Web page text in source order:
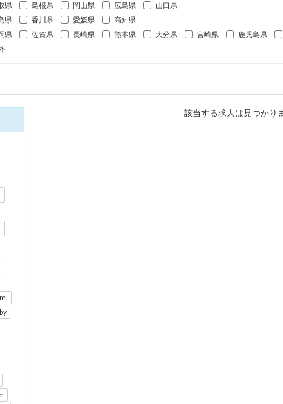
県 島根県 岡山県 広島県
山口県
県 香川県 愛媛県
高知県
県 佐賀県 長崎県 熊本県 大分県 宮崎県 鹿児島県
該当する求人は見つかり